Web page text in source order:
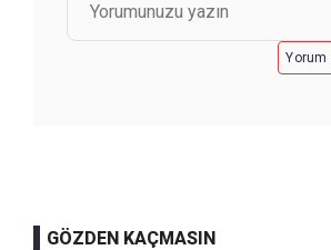
Yorum
GÖZDEN KAÇMASIN